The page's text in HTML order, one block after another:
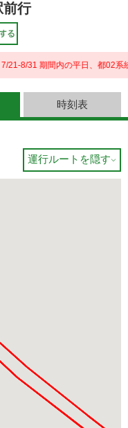
行
7/21-8/31 期間内の平日、都02系
時刻表
運行ルートを隠す